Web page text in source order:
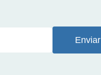
Enviar